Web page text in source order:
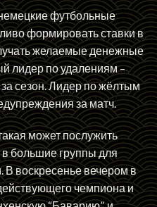
футбольные
формировать ставки в
желаемые денежные
лидер по удалениям –
сезон. Лидер по жёлтым
за матч.
может послужить
большие группы для
воскресенье вечером в
чемпиона и